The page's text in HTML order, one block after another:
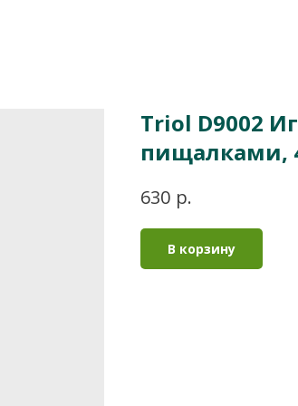
Triol D9002
пищалками,
630 р.
В корзину